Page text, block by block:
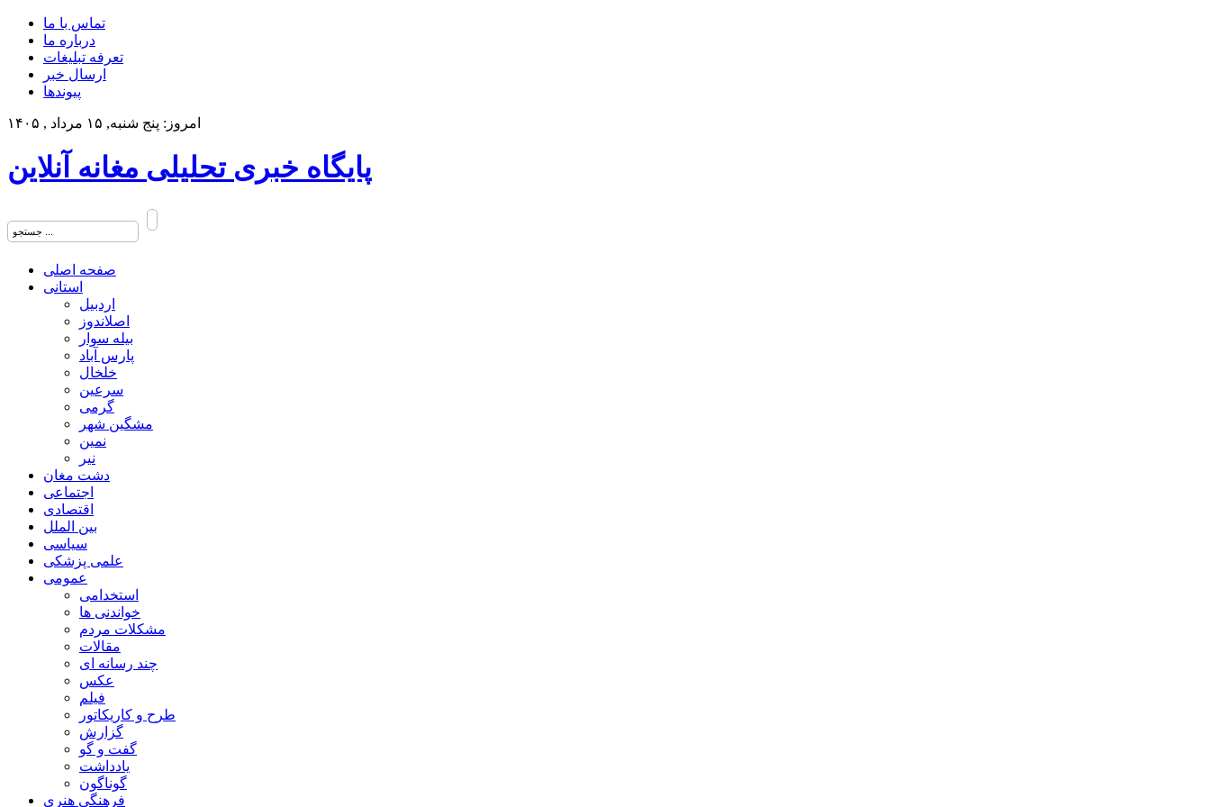
تماس با ما
درباره ما
تعرفه تبلیغات
ارسال خبر
پیوندها
امروز: پنج شنبه, ۱۵ مرداد , ۱۴۰۵
پایگاه خبری تحلیلی مغانه آنلاین
صفحه اصلی
استانی
اردبیل
اصلاندوز
بیله سوار
پارس آباد
خلخال
سرعین
گرمی
مشگین شهر
نمین
نیر
دشت مغان
اجتماعی
اقتصادی
بین الملل
سیاسی
علمی پزشکی
عمومی
استخدامی
خواندنی ها
مشکلات مردم
مقالات
چند رسانه ای
عکس
فیلم
طرح و کاریکاتور
گزارش
گفت و گو
یادداشت
گوناگون
فرهنگی هنری